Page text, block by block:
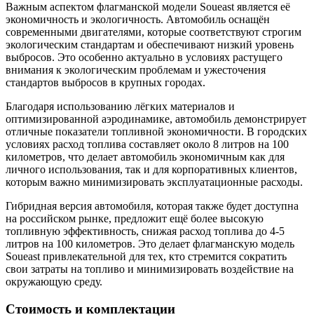
Важным аспектом флагманской модели Soueast является её
экономичность и экологичность. Автомобиль оснащён
современными двигателями, которые соответствуют строгим
экологическим стандартам и обеспечивают низкий уровень
выбросов. Это особенно актуально в условиях растущего
внимания к экологическим проблемам и ужесточения
стандартов выбросов в крупных городах.
Благодаря использованию лёгких материалов и
оптимизированной аэродинамике, автомобиль демонстрирует
отличные показатели топливной экономичности. В городских
условиях расход топлива составляет около 8 литров на 100
километров, что делает автомобиль экономичным как для
личного использования, так и для корпоративных клиентов,
которым важно минимизировать эксплуатационные расходы.
Гибридная версия автомобиля, которая также будет доступна
на российском рынке, предложит ещё более высокую
топливную эффективность, снижая расход топлива до 4-5
литров на 100 километров. Это делает флагманскую модель
Soueast привлекательной для тех, кто стремится сократить
свои затраты на топливо и минимизировать воздействие на
окружающую среду.
Стоимость и комплектации